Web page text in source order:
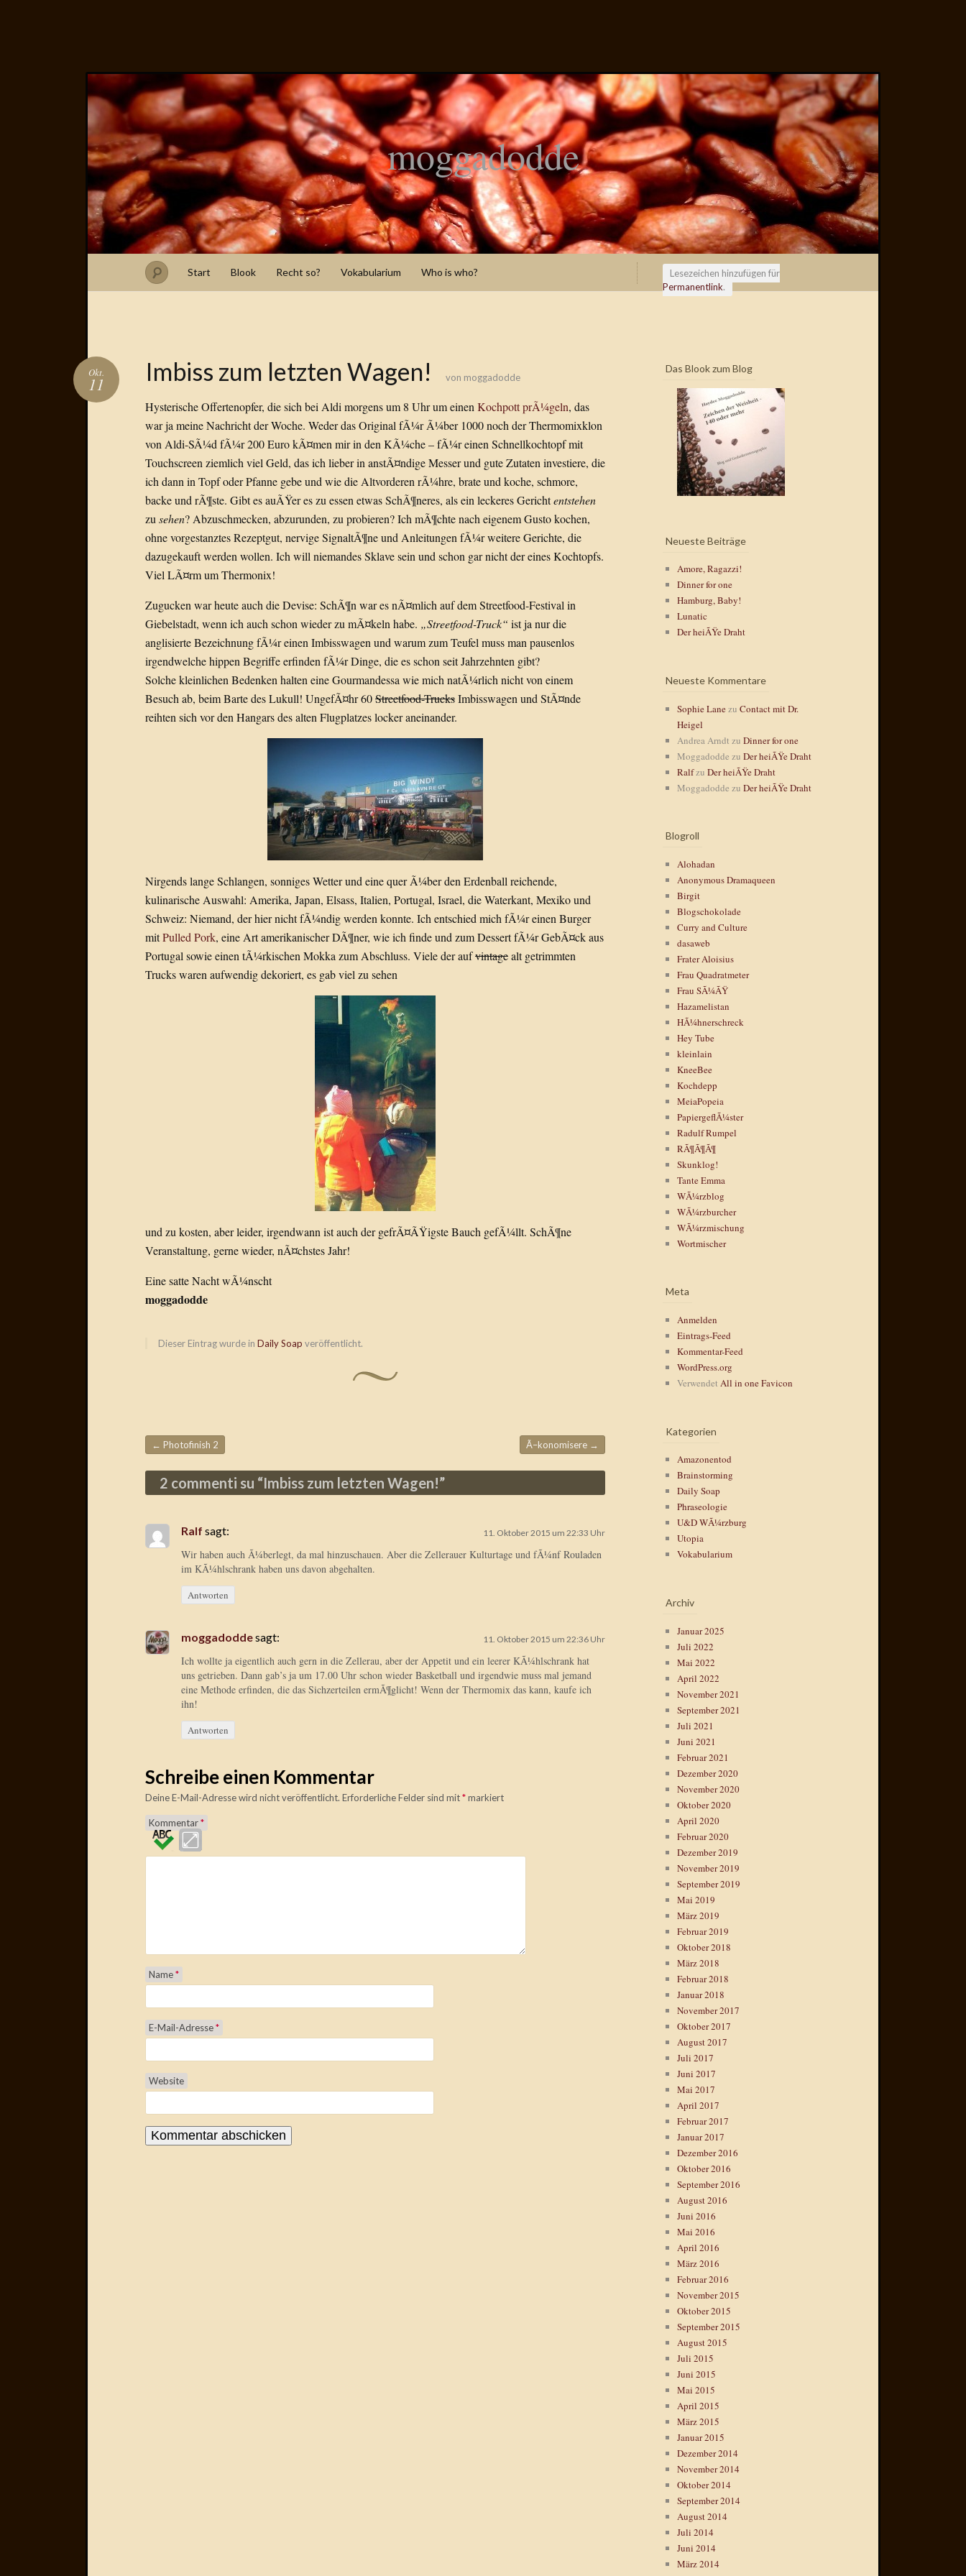
moggadodde
Start Blook Recht so? Vokabularium Who is who?
Lesezeichen hinzufügen für
Permanentlink.
Imbiss zum letzten Wagen!
Okt.
11 von moggadodde
Hysterische Offertenopfer, die sich bei Aldi morgens um 8 Uhr um einen Kochpott prÃ¼geln, das
war ja meine Nachricht der Woche. Weder das Original fÃ¼r Ã¼ber 1000 noch der Thermomixklon
von Aldi-SÃ¼d fÃ¼r 200 Euro kÃ¤men mir in den KÃ¼che – fÃ¼r einen Schnellkochtopf mit
Touchscreen ziemlich viel Geld, das ich lieber in anstÃ¤ndige Messer und gute Zutaten investiere, die
ich dann in Topf oder Pfanne gebe und wie die Altvorderen rÃ¼hre, brate und koche, schmore,
backe und rÃ¶ste. Gibt es auÃŸer es zu essen etwas SchÃ¶neres, als ein leckeres Gerichtentstehen
zu sehen? Abzuschmecken, abzurunden, zu probieren? Ich mÃ¶chte nach eigenem Gusto kochen,
ohne vorgestanztes Rezeptgut, nervige SignaltÃ¶ne und Anleitungen fÃ¼r weitere Gerichte, die
dazugekauft werden wollen. Ich will niemandes Sklave sein und schon gar nicht der eines Kochtopfs.
Viel LÃ¤rm um Thermonix!
Zugucken war heute auch die Devise: SchÃ¶n war es nÃ¤mlich auf dem Streetfood-Festival in
Giebelstadt, wenn ich auch schon wieder zu mÃ¤keln habe. „Streetfood-Truck“ ist ja nur die
anglisierte Bezeichnung fÃ¼r einen Imbisswagen und warum zum Teufel muss man pausenlos
irgendwelche hippen Begriffe erfinden fÃ¼r Dinge, die es schon seit Jahrzehnten gibt?
Solche kleinlichen Bedenken halten eine Gourmandessa wie mich natÃ¼rlich nicht von einem
Besuch ab, beim Barte des Lukull! UngefÃ¤hr 60Streetfood-TrucksImbisswagen und StÃ¤nde
reihten sich vor den Hangars des alten Flugplatzes locker aneinander.
Nirgends lange Schlangen, sonniges Wetter und eine quer Ã¼ber den Erdenball reichende,
kulinarische Auswahl: Amerika, Japan, Elsass, Italien, Portugal, Israel, die Waterkant, Mexiko und
Schweiz: Niemand, der hier nicht fÃ¼ndig werden konnte. Ich entschied mich fÃ¼r einen Burger
mitPulled Pork, eine Art amerikanischer DÃ¶ner, wie ich finde und zum Dessert fÃ¼r GebÃ¤ck aus
Portugal sowie einen tÃ¼rkischen Mokka zum Abschluss. Viele der aufvintagealt getrimmten
Trucks waren aufwendig dekoriert, es gab viel zu sehen
und zu kosten, aber leider, irgendwann ist auch der gefrÃ¤ÃŸigste Bauch gefÃ¼llt. SchÃ¶ne
Veranstaltung, gerne wieder, nÃ¤chstes Jahr!
Eine satte Nacht wÃ¼nscht
moggadodde
Dieser Eintrag wurde in Daily Soap veröffentlicht.
Beitragsnavigation
← Photofinish 2 Ã–konomisere →
2 commenti su “Imbiss zum letzten Wagen!”
Ralf sagt: 11. Oktober 2015 um 22:33 Uhr
Wir haben auch Ã¼berlegt, da mal hinzuschauen. Aber die Zellerauer Kulturtage und fÃ¼nf Rouladen
im KÃ¼hlschrank haben uns davon abgehalten.
Antworten
moggadoddesagt: 11. Oktober 2015 um 22:36 Uhr
Ich wollte ja eigentlich auch gern in die Zellerau, aber der Appetit und ein leerer KÃ¼hlschrank hat
uns getrieben. Dann gab’s ja um 17.00 Uhr schon wieder Basketball und irgendwie muss mal jemand
eine Methode erfinden, die das Sichzerteilen ermÃ¶glicht! Wenn der Thermomix das kann, kaufe ich
ihn!
Antworten
Schreibe einen Kommentar
Deine E-Mail-Adresse wird nicht veröffentlicht. Erforderliche Felder sind mit*markiert
Kommentar*
Name*
E-Mail-Adresse*
Website
Das Blook zum Blog
Neueste Beiträge
Amore, Ragazzi!
Dinner for one
Hamburg, Baby!
Lunatic
Der heiÃŸe Draht
Neueste Kommentare
Sophie Lanezu Contact mit Dr.
Heigel
Andrea Arndt zu Dinner for one
Moggadodde zu Der heiÃŸe Draht
Ralfzu Der heiÃŸe Draht
Moggadodde zu Der heiÃŸe Draht
Blogroll
Alohadan
Anonymous Dramaqueen
Birgit
Blogschokolade
Curry and Culture
dasaweb
Frater Aloisius
Frau Quadratmeter
Frau SÃ¼ÃŸ
Hazamelistan
HÃ¼hnerschreck
Hey Tube
kleinlain
KneeBee
Kochdepp
MeiaPopeia
PapiergeflÃ¼ster
Radulf Rumpel
RÃ¶Ã¶Ã¶
Skunklog!
Tante Emma
WÃ¼rzblog
WÃ¼rzburcher
WÃ¼rzmischung
Wortmischer
Meta
Anmelden
Eintrags-Feed
Kommentar-Feed
WordPress.org
Verwendet All in one Favicon
Kategorien
Amazonentod
Brainstorming
Daily Soap
Phraseologie
U&D WÃ¼rzburg
Utopia
Vokabularium
Archiv
Januar 2025
Juli 2022
Mai 2022
April 2022
November 2021
September 2021
Juli 2021
Juni 2021
Februar 2021
Dezember 2020
November 2020
Oktober 2020
April 2020
Februar 2020
Dezember 2019
November 2019
September 2019
Mai 2019
März 2019
Februar 2019
Oktober 2018
März 2018
Februar 2018
Januar 2018
November 2017
Oktober 2017
August 2017
Juli 2017
Juni 2017
Mai 2017
April 2017
Februar 2017
Januar 2017
Dezember 2016
Oktober 2016
September 2016
August 2016
Juni 2016
Mai 2016
April 2016
März 2016
Februar 2016
November 2015
Oktober 2015
September 2015
August 2015
Juli 2015
Juni 2015
Mai 2015
April 2015
März 2015
Januar 2015
Dezember 2014
November 2014
Oktober 2014
September 2014
August 2014
Juli 2014
Juni 2014
März 2014